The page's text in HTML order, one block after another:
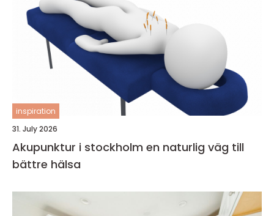
inspiration
31. July 2026
Akupunktur i stockholm en naturlig väg till
bättre hälsa